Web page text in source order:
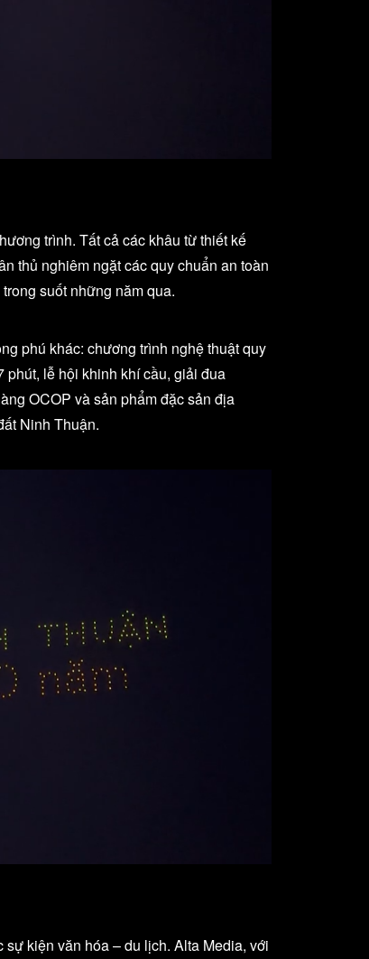
trình. Tất cả các khâu từ thiết kế
thủ nghiêm ngặt các quy chuẩn an toàn
suốt những năm qua.
phú khác: chương trình nghệ thuật quy
phút, lễ hội khinh khí cầu, giải đua
OCOP và sản phẩm đặc sản địa
Ninh Thuận.
kiện văn hóa – du lịch. Alta Media, với